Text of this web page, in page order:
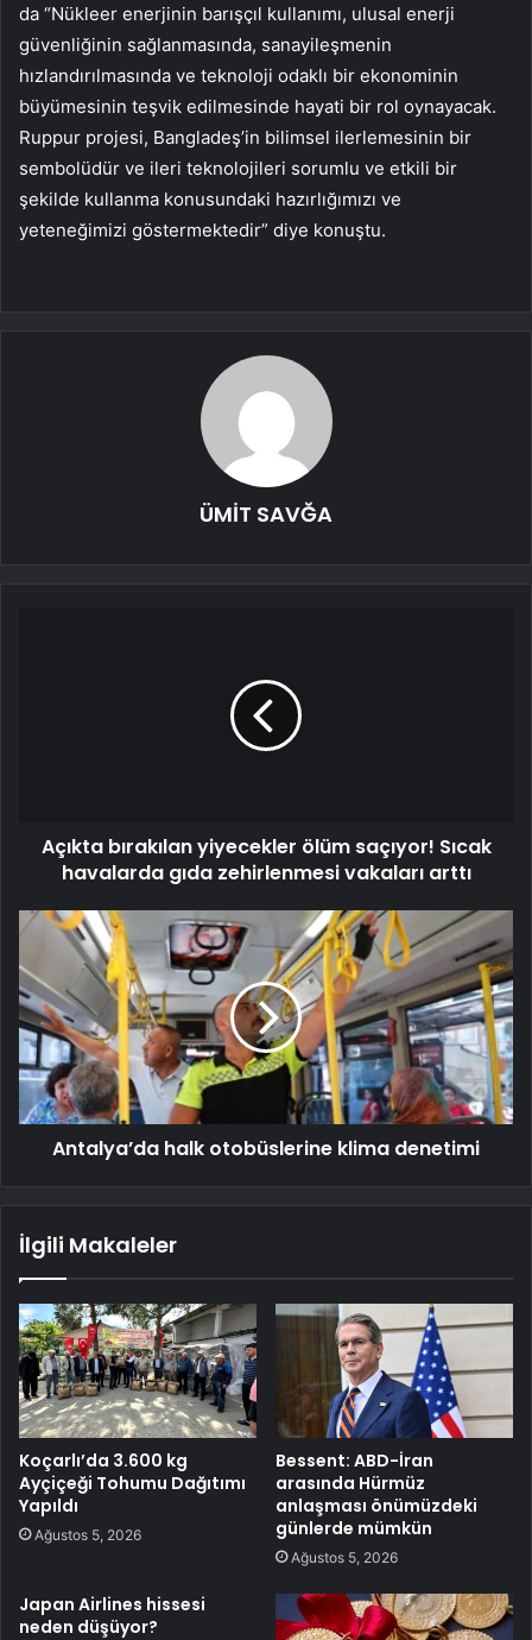
da “Nükleer enerjinin barışçıl kullanımı, ulusal enerji
güvenliğinin sağlanmasında, sanayileşmenin
hızlandırılmasında ve teknoloji odaklı bir ekonominin
büyümesinin teşvik edilmesinde hayati bir rol oynayacak.
Ruppur projesi, Bangladeş’in bilimsel ilerlemesinin bir
sembolüdür ve ileri teknolojileri sorumlu ve etkili bir
şekilde kullanma konusundaki hazırlığımızı ve
yeteneğimizi göstermektedir” diye konuştu.
ÜMİT SAVĞA
Açıkta bırakılan yiyecekler ölüm saçıyor! Sıcak
havalarda gıda zehirlenmesi vakaları arttı
Antalya’da halk otobüslerine klima denetimi
İlgili Makaleler
Koçarlı’da 3.600 kg
Ayçiçeği Tohumu Dağıtımı
Yapıldı
Ağustos 5, 2026
Bessent: ABD-İran
arasında Hürmüz
anlaşması önümüzdeki
günlerde mümkün
Ağustos 5, 2026
Japan Airlines hissesi
neden düşüyor?